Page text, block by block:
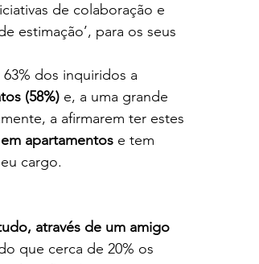
de colaboração e
estimação’, para os seus
dos inquiridos a
(58%) e, a uma grande
a afirmarem ter estes
apartamentos e tem
cargo.
através de um amigo
que cerca de 20% os